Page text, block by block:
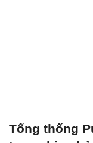
Tổng thống